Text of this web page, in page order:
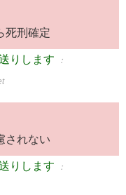
死刑確定
りします ：
されない
りします ：